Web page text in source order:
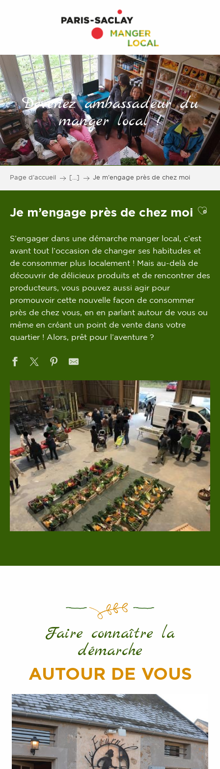
Devenez ambassadeur du
manger local !
Page d’accueil Je m’engage près de chez moi
Je m’engage près de chez moi
S’engager dans une démarche manger local, c’est
avant tout l’occasion de changer ses habitudes et
de consommer plus localement ! Mais au-delà de
découvrir de délicieux produits et de rencontrer des
producteurs, vous pouvez aussi agir pour
promouvoir cette nouvelle façon de consommer
près de chez vous, en en parlant autour de vous ou
même en créant un point de vente dans votre
quartier ! Alors, prêt pour l’aventure ?
Faire connaître la
démarche
AUTOUR DE VOUS